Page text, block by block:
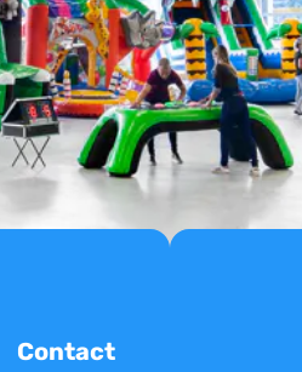
Contact